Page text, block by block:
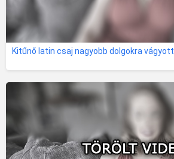
Kitűnő latin csaj nagyobb dolgokra vágyott